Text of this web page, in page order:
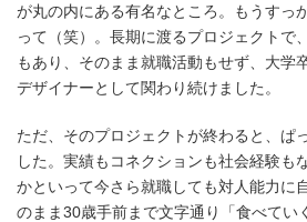
が丸の内にある有名なところ。もうすっ
って（笑）。長期に渡るプロジェクトで
もあり、そのまま就職活動もせず、大学
デザイナーとして関わり続けました。
ただ、そのプロジェクトが終わると、ぱ
した。実績もコネクションも社会経験も
かといって今さら就職しても対人能力に
のまま30歳手前まで文字通り「食べてい